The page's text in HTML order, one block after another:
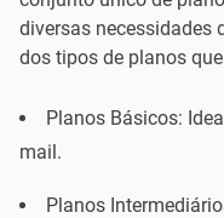
diversas necessidades
dos tipos de planos
Planos Básicos:
mail.
Planos